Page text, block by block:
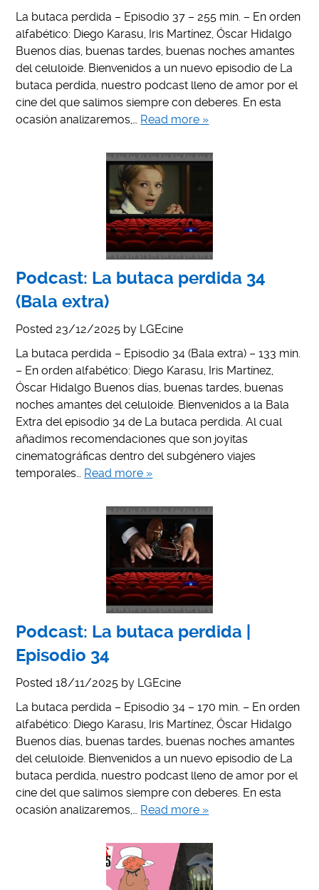
La butaca perdida – Episodio 37 – 255 min. – En orden
alfabético: Diego Karasu, Iris Martínez, Óscar Hidalgo
Buenos días, buenas tardes, buenas noches amantes
del celuloide. Bienvenidos a un nuevo episodio de La
butaca perdida, nuestro podcast lleno de amor por el
cine del que salimos siempre con deberes. En esta
ocasión analizaremos,… Read more »
Podcast: La butaca perdida 34
(Bala extra)
Posted 23/12/2025 by LGEcine
La butaca perdida – Episodio 34 (Bala extra) – 133 min.
– En orden alfabético: Diego Karasu, Iris Martínez,
Óscar Hidalgo Buenos días, buenas tardes, buenas
noches amantes del celuloide. Bienvenidos a la Bala
Extra del episodio 34 de La butaca perdida. Al cual
añadimos recomendaciones que son joyitas
cinematográficas dentro del subgénero viajes
temporales… Read more »
Podcast: La butaca perdida |
Episodio 34
Posted18/11/2025 by LGEcine
La butaca perdida – Episodio 34 – 170 min. – En orden
alfabético: Diego Karasu, Iris Martínez, Óscar Hidalgo
Buenos días, buenas tardes, buenas noches amantes
del celuloide. Bienvenidos a un nuevo episodio de La
butaca perdida, nuestro podcast lleno de amor por el
cine del que salimos siempre con deberes. En esta
ocasión analizaremos,… Read more »